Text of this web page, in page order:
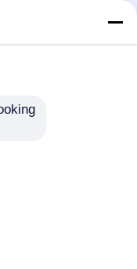
Schnittlänge
mm